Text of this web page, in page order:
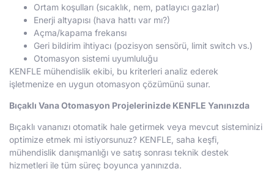
Ortam koşulları (sıcaklık, nem, patlayıcı gazlar)
Enerji altyapısı (hava hattı var mı?)
Açma/kapama frekansı
Geri bildirim ihtiyacı (pozisyon sensörü, limit switch vs.)
Otomasyon sistemi uyumluluğu
KENFLE mühendislik ekibi, bu kriterleri analiz ederek
işletmenize en uygun otomasyon çözümünü sunar.
Bıçaklı Vana Otomasyon Projelerinizde KENFLE Yanınızda
Bıçaklı vananızı otomatik hale getirmek veya mevcut sisteminizi
optimize etmek mi istiyorsunuz? KENFLE, saha keşfi,
mühendislik danışmanlığı ve satış sonrası teknik destek
hizmetleri ile tüm süreç boyunca yanınızda.